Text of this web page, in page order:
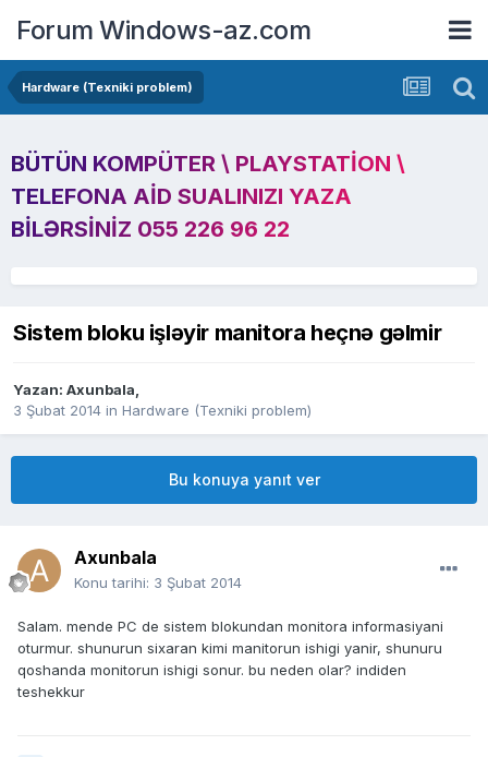
Forum Windows-az.com
Hardware (Texniki problem)
BÜTÜN KOMPÜTER \ PLAYSTATION \
TELEFONA AID SUALINIZI YAZA
BILƏRSINIZ 055 226 96 22
Sistem bloku işləyir manitora heçnə gəlmir
Yazan: Axunbala,
3 Şubat 2014 in Hardware (Texniki problem)
Bu konuya yanıt ver
Axunbala
Konu tarihi: 3 Şubat 2014
Salam. mende PC de sistem blokundan monitora informasiyani
oturmur. shunurun sixaran kimi manitorun ishigi yanir, shunuru
qoshanda monitorun ishigi sonur. bu neden olar? indiden
teshekkur